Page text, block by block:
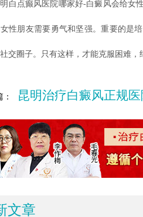
点癫风医院哪家好-白癜风会给女性
性朋友需要勇气和坚强。重要的是
交圈子。只有这样，才能克服困难，
昆明治疗白癜风正规
文章